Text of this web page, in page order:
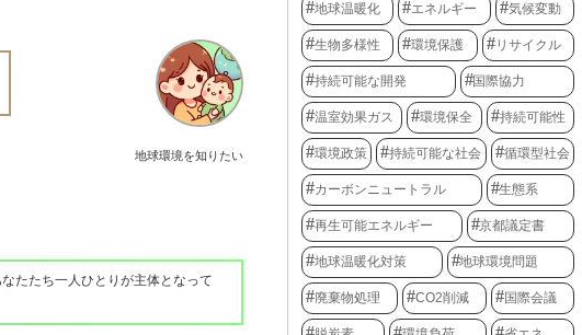
地球環境を知りたい
たたち一人ひとりが主体となって
地球温暖化 エネルギー 気候変動
生物多様性 環境保護 リサイクル
持続可能な開発 国際協力
温室効果ガス 環境保全 持続可能性
環境政策 持続可能な社会 循環型社会
カーボンニュートラル 生態系
再生可能エネルギー 京都議定書
地球温暖化対策 地球環境問題
廃棄物処理 CO2削減 国際会議